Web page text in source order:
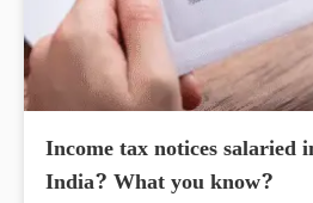
Income tax notices salaried
India? What you know?